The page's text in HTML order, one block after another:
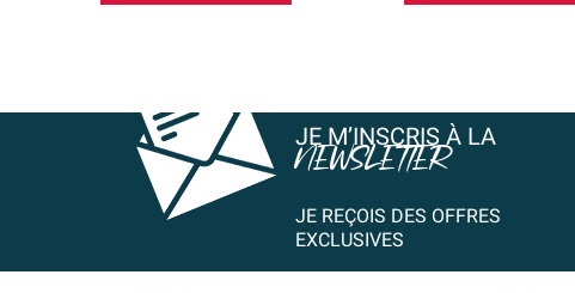
JE M’INSCRIS À LA
NEWSLETTER
JE REÇOIS DES OFFRES
EXCLUSIVES